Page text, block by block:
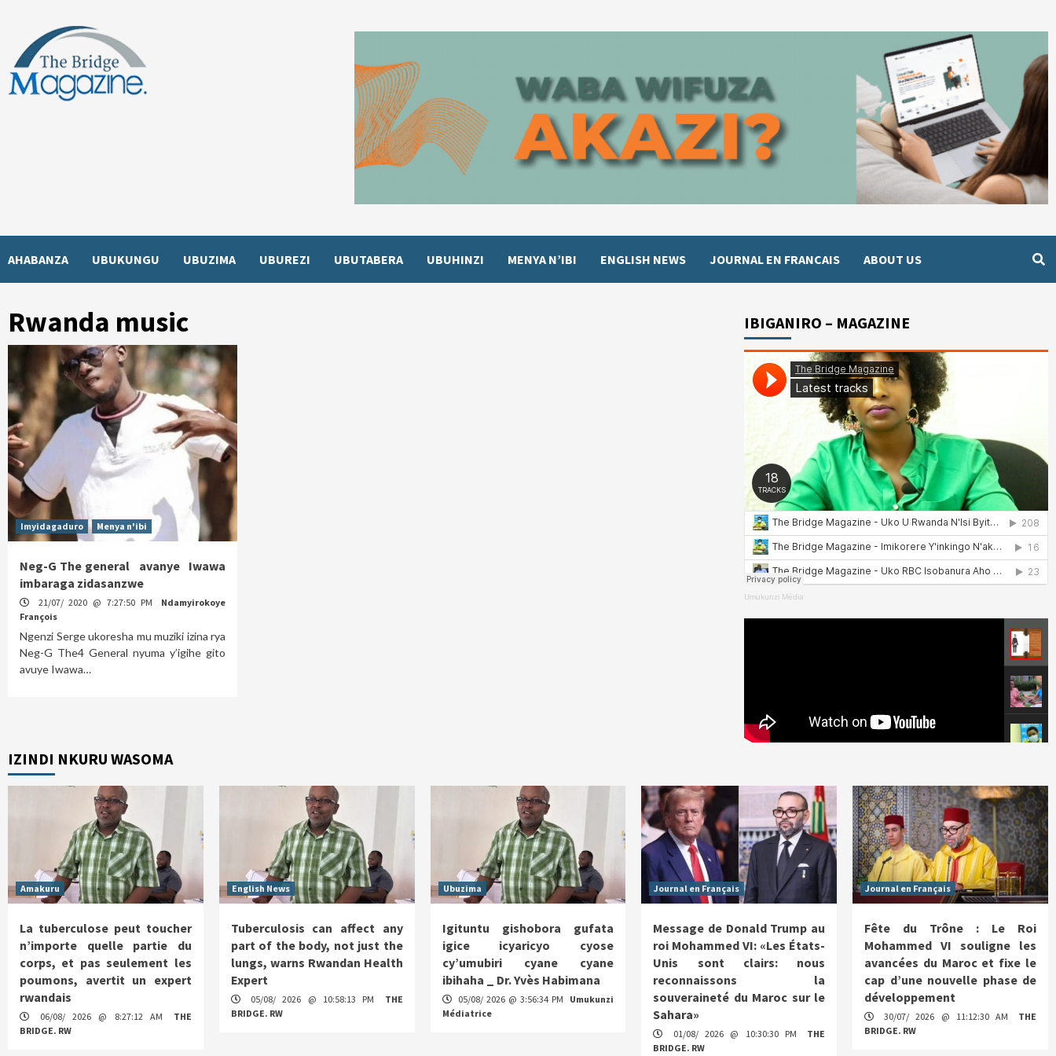
content
AHABANZA UBUKUNGU UBUZIMA UBUREZI UBUTABERA UBUHINZI MENYA N’IBI ENGLISH NEWS JOURNAL EN FRANCAIS ABOUT US
Rwanda music
Imyidagaduro Menya n'ibi
Neg-G The general avanye Iwawa
imbaraga zidasanzwe
21/07/ 2020 @ 7:27:50 PM
Ndamyirokoye
François
Ngenzi Serge ukoresha mu muziki izina rya
Neg-G The4 General nyuma y’igihe gito
avuye Iwawa…
IBIGANIRO – MAGAZINE
Umukunzi Média
IZINDI NKURU WASOMA
Amakuru
La tuberculose peut toucher
n’importe quelle partie du
corps, et pas seulement les
poumons, avertit un expert
rwandais
06/08/ 2026 @ 8:27:12 AM
THE
BRIDGE. RW
English News
Tuberculosis can affect any
part of the body, not just the
lungs, warns Rwandan Health
Expert
05/08/ 2026 @ 10:58:13 PM
THE
BRIDGE. RW
Ubuzima
Igituntu gishobora gufata
igice icyaricyo cyose
cy’umubiri cyane cyane
ibihaha _ Dr. Yvès Habimana
05/08/ 2026 @ 3:56:34 PM
Umukunzi
Médiatrice
Journal en Français
Message de Donald Trump au
roi Mohammed VI: «Les États-
Unis sont clairs: nous
reconnaissons la
souveraineté du Maroc sur le
Sahara»
01/08/ 2026 @ 10:30:30 PM
THE
BRIDGE. RW
Journal en Français
Fête du Trône : Le Roi
Mohammed VI souligne les
avancées du Maroc et fixe le
cap d’une nouvelle phase de
développement
30/07/ 2026 @ 11:12:30 AM
THE
BRIDGE. RW